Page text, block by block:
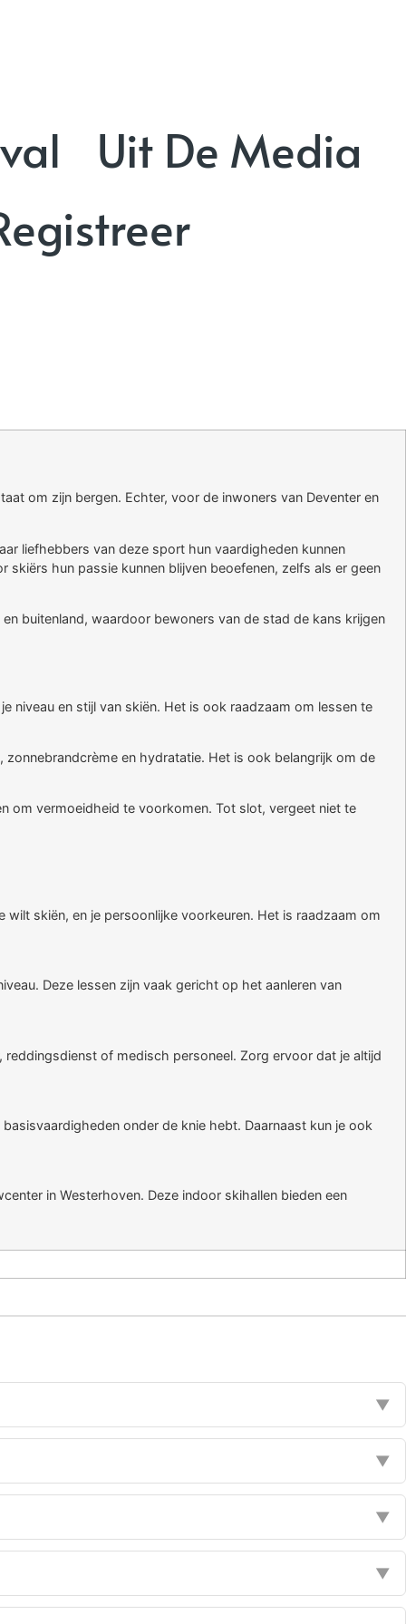
Uit De Media
om zijn bergen. Echter, voor de inwoners van Deventer en
liefhebbers van deze sport hun vaardigheden kunnen
hun passie kunnen blijven beoefenen, zelfs als er geen
buitenland, waardoor bewoners van de stad de kans krijgen
niveau en stijl van skiën. Het is ook raadzaam om lessen te
en hydratatie. Het is ook belangrijk om de
om vermoeidheid te voorkomen. Tot slot, vergeet niet te
skiën, en je persoonlijke voorkeuren. Het is raadzaam om
Deze lessen zijn vaak gericht op het aanleren van
of medisch personeel. Zorg ervoor dat je altijd
onder de knie hebt. Daarnaast kun je ook
in Westerhoven. Deze indoor skihallen bieden een
▼
▼
▼
▼